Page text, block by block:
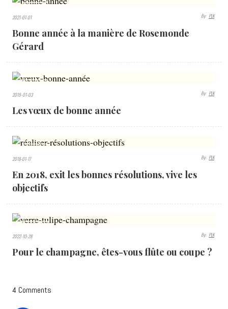
VIEWS
2021-01-01 By: PLK
Bonne année à la manière de Rosemonde
Gérard
VIEWS
2019-01-03 By: PLK
Les vœux de bonne année
VIEWS
2018-01-17 By: PLK
En 2018, exit les bonnes résolutions, vive les
objectifs
VIEWS
2022-10-28 By: PLK
Pour le champagne, êtes-vous flûte ou coupe ?
4 Comments